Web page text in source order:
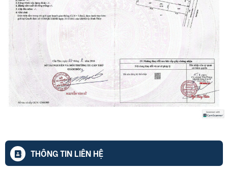
THÔNG TIN LIÊN HỆ